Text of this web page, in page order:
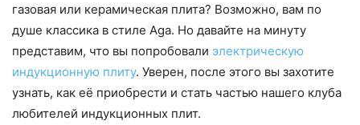
газовая или керамическая плита? Возможно, вам по
душе классика в стиле Aga. Но давайте на минуту
представим, что вы попробовали электрическую
индукционную плиту. Уверен, после этого вы захотите
узнать, как её приобрести и стать частью нашего клуба
любителей индукционных плит.